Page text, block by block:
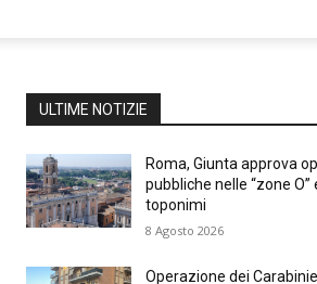
ULTIME NOTIZIE
Roma, Giunta approva
pubbliche nelle “zone O”
toponimi
8 Agosto 2026
Operazione dei